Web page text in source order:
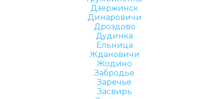
Дзержинск
Динаровичи
Дроздово
Дудинка
Ельница
Ждановичи
Жодино
Забродье
Заречье
Засвирь